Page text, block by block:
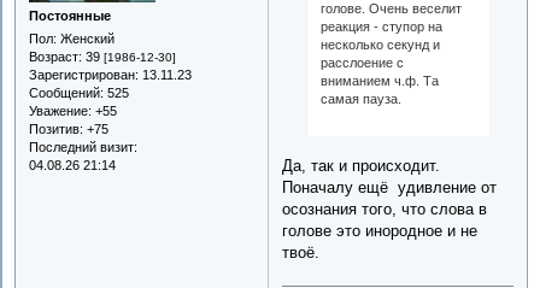
Постоянные
Пол: Женский
Возраст: 39 [1986-12-30]
Зарегистрирован: 13.11.23
Сообщений: 525
Уважение: +55
Позитив: +75
Последний визит:
04.08.26 21:14
голове. Очень веселит
реакция - ступор на
несколько секунд и
расслоение с
вниманием ч.ф. Та
самая пауза.
Да, так и происходит.
Поначалу ещё удивление от
осознания того, что слова в
голове это инородное и не
твоё.